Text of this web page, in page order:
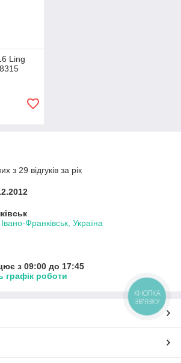
Ling
з 29 відгуків за рік
Франківськ, Україна
з 09:00 до 17:45
графік роботи
КНОПКА
ЗВ'ЯЗКУ